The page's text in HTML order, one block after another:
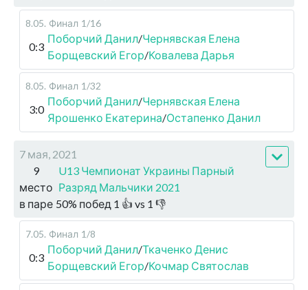
8.05. Финал 1/16
0:3
Поборчий Данил/Чернявская Елена
Борщевский Егор/Ковалева Дарья
8.05. Финал 1/32
3:0
Поборчий Данил/Чернявская Елена
Ярошенко Екатерина/Остапенко Данил
7 мая, 2021
9
место
U13 Чемпионат Украины Парный
Разряд Мальчики 2021
в паре 50% побед 1 👍 vs 1 👎
7.05. Финал 1/8
0:3
Поборчий Данил/Ткаченко Денис
Борщевский Егор/Кочмар Святослав